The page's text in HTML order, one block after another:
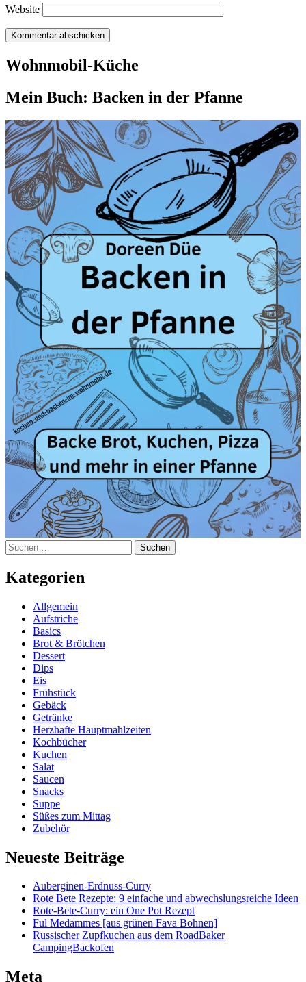
Website
Wohnmobil-Küche
Mein Buch: Backen in der Pfanne
Suchen
nach:
Kategorien
Allgemein
Aufstriche
Basics
Brot & Brötchen
Dessert
Dips
Eis
Frühstück
Gebäck
Getränke
Herzhafte Hauptmahlzeiten
Kochbücher
Kuchen
Salat
Saucen
Snacks
Suppe
Süßes zum Mittag
Zubehör
Neueste Beiträge
Auberginen-Erdnuss-Curry
Rote Bete Rezepte: 9 einfache und abwechslungsreiche Ideen
Rote-Bete-Curry: ein One Pot Rezept
Ful Medammes [aus grünen Fava Bohnen]
Russischer Zupfkuchen aus dem RoadBaker
CampingBackofen
Meta